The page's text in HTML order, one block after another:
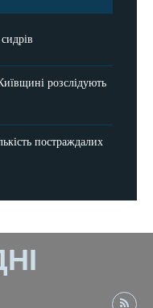
розслідують
постраждалих